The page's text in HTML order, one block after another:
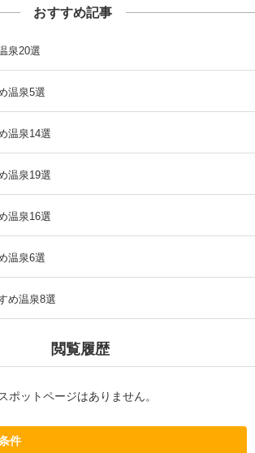
おすすめ記事
泉20選
温泉5選
温泉14選
温泉19選
温泉16選
温泉6選
め温泉8選
閲覧履歴
ポットページはありません。
件